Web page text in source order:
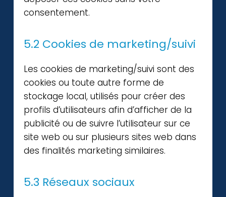
consentement.
5.2 Cookies de marketing/suivi
Les cookies de marketing/suivi sont des
cookies ou toute autre forme de
stockage local, utilisés pour créer des
profils d’utilisateurs afin d’afficher de la
publicité ou de suivre l’utilisateur sur ce
site web ou sur plusieurs sites web dans
des finalités marketing similaires.
5.3 Réseaux sociaux